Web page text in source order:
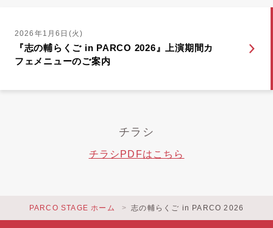
2026年1月6日(火)
『志の輔らくご in PARCO 2026』上演期間カ
フェメニューのご案内
チラシ
チラシPDFはこちら
PARCO STAGE ホーム 志の輔らくご in PARCO 2026